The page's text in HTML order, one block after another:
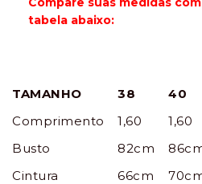
tabela abaixo:
TAMANHO 38 40
Comprimento
1,60 1,60
Busto
82cm
Cintura
66cm